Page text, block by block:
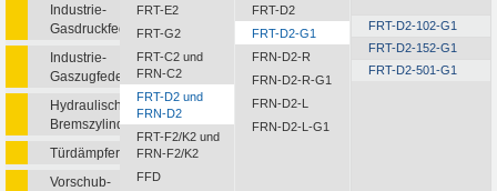
Industrie-
Gasdruckfedern
Industrie-
Gaszugfedern
Hydraulische
Bremszylinder
Türdämpfer
Vorschub-
FRT-E2
FRT-G2
FRT-C2 und
FRN-C2
FRT-D2 und
FRN-D2
FRT-F2/K2 und
FRN-F2/K2
FFD
FRT-D2
FRT-D2-G1
FRN-D2-R
FRN-D2-R-G1
FRN-D2-L
FRN-D2-L-G1
FRT-D2-102-G1
FRT-D2-152-G1
FRT-D2-501-G1